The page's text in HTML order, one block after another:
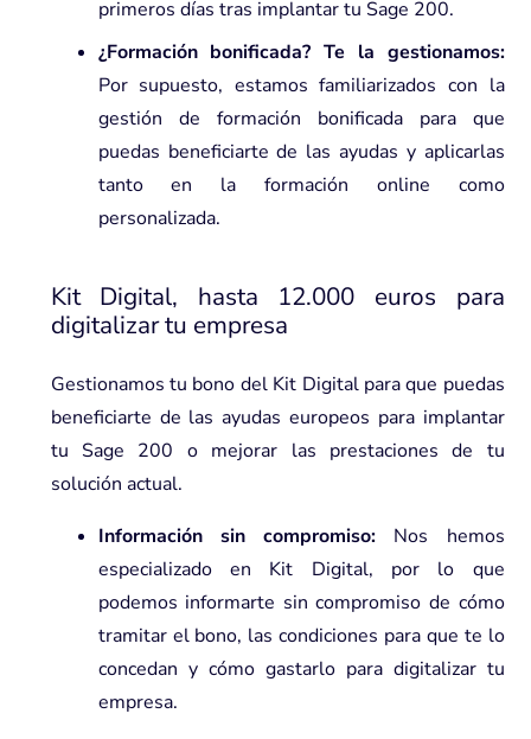
primeros días tras implantar tu Sage 200.
¿Formación bonificada? Te la gestionamos:
Por supuesto, estamos familiarizados con la
gestión de formación bonificada para que
puedas beneficiarte de las ayudas y aplicarlas
tanto en la formación online como
personalizada.
Kit Digital, hasta 12.000 euros
para
digitalizar tu empresa
Gestionamos tu bono del Kit Digital para que puedas
beneficiarte de las ayudas europeos para implantar
tu Sage 200 o mejorar las prestaciones de tu
solución actual.
Información sin compromiso: Nos hemos
especializado en Kit Digital, por lo que
podemos informarte sin compromiso de cómo
tramitar el bono, las condiciones para que te lo
concedan y cómo gastarlo para digitalizar tu
empresa.